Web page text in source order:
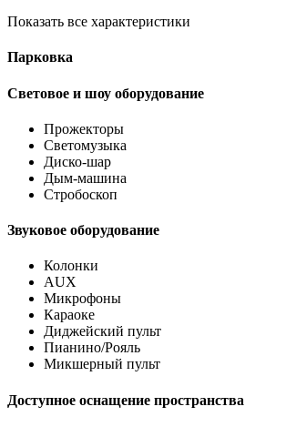
Показать все характеристики
Парковка
Световое и шоу оборудование
Прожекторы
Светомузыка
Диско-шар
Дым-машина
Стробоскоп
Звуковое оборудование
Колонки
AUX
Микрофоны
Караоке
Диджейский пульт
Пианино/Рояль
Микшерный пульт
Доступное оснащение пространства